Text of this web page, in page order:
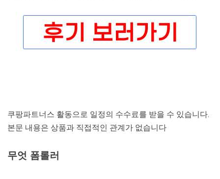
쿠팡파트너스 활동으로 일정의 수수료를 받을 수 있습니다.
본문 내용은 상품과 직접적인 관계가 없습니다
무엇 폼롤러